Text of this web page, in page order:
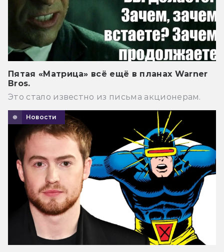
Пятая «Матрица» всё ещё в планах Warner
Bros.
Это стало известно из письма акционерам.
Новости